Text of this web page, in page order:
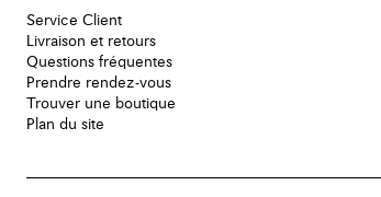
Service Client
Livraison et retours
Questions fréquentes
Prendre rendez-vous
Trouver une boutique
Plan du site